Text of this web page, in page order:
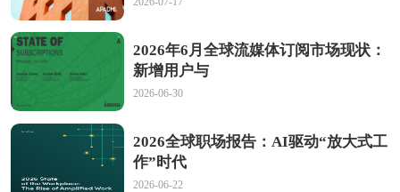
2026年6月全球流媒体订阅市场现状：
新增用户与
2026-06-30
2026全球职场报告：AI驱动“放大式工
作”时代
2026-06-22